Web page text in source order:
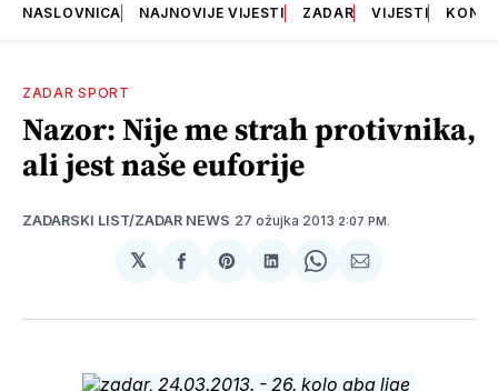
NASLOVNICA NAJNOVIJE VIJESTI ZADAR VIJESTI
ZADAR SPORT
Nazor: Nije me strah protivnika,
ali jest naše euforije
ZADARSKI LIST/ZADAR NEWS 27 ožujka 2013 2:07 PM.
𝕏
podijeliSharepodijeliSharepodijeli